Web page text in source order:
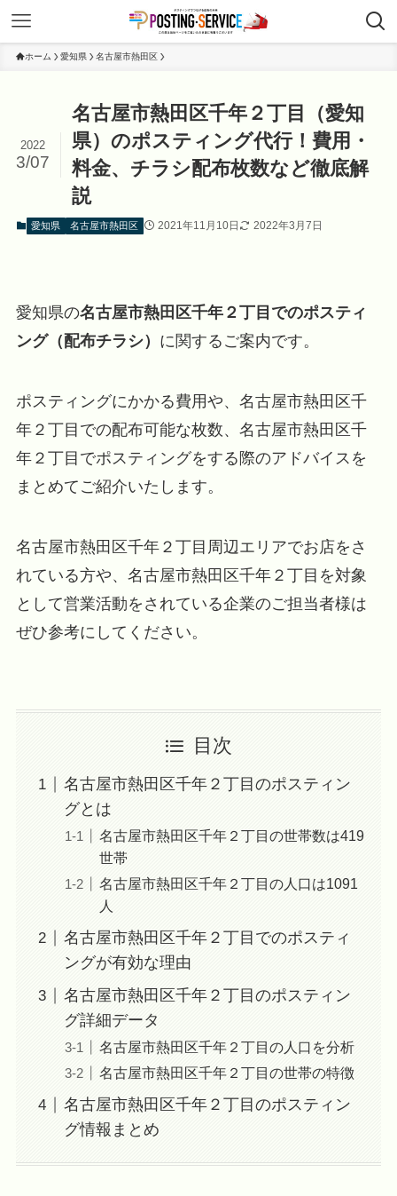
ホーム 愛知県 名古屋市熱田区
名古屋市熱田区千年２丁目（愛知
県）のポスティング代行！費用・
料金、チラシ配布枚数など徹底解
説
2022
3/07
愛知県 名古屋市熱田区 2021年11月10日 2022年3月7日
愛知県の名古屋市熱田区千年２丁目でのポスティ
ング（配布チラシ） に関するご案内です。
ポスティングにかかる費用や、名古屋市熱田区千
年２丁目での配布可能な枚数、名古屋市熱田区千
年２丁目でポスティングをする際のアドバイスを
まとめてご紹介いたします。
名古屋市熱田区千年２丁目周辺エリアでお店をさ
れている方や、名古屋市熱田区千年２丁目を対象
として営業活動をされている企業のご担当者様は
ぜひ参考にしてください。
目次
名古屋市熱田区千年２丁目のポスティン
グとは
名古屋市熱田区千年２丁目の世帯数は419
世帯
名古屋市熱田区千年２丁目の人口は1091
人
名古屋市熱田区千年２丁目でのポスティ
ングが有効な理由
名古屋市熱田区千年２丁目のポスティン
グ詳細データ
名古屋市熱田区千年２丁目の人口を分析
名古屋市熱田区千年２丁目の世帯の特徴
名古屋市熱田区千年２丁目のポスティン
グ情報まとめ